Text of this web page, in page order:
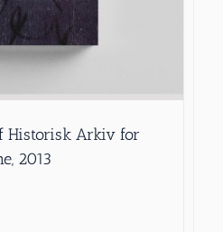
Historisk Arkiv for
2013